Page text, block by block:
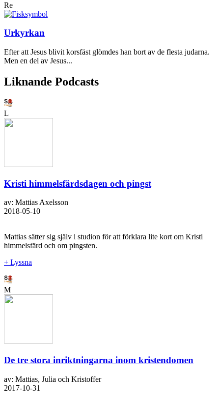
Re
Urkyrkan
Efter att Jesus blivit korsfäst glömdes han bort av de flesta judarna.
Men en del av Jesus...
Liknande Podcasts
L
Kristi himmelsfärdsdagen och pingst
av: Mattias Axelsson
2018-05-10
Mattias sätter sig själv i studion för att förklara lite kort om Kristi
himmelsfärd och om pingsten.
+ Lyssna
M
De tre stora inriktningarna inom kristendomen
av: Mattias, Julia och Kristoffer
2017-10-31